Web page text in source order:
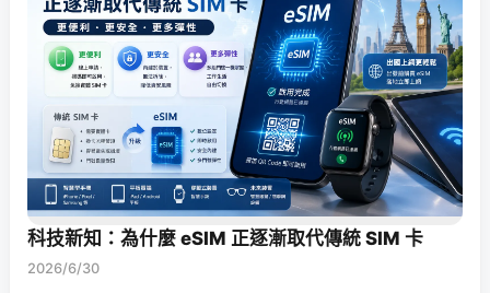
科技新知：為什麼 eSIM 正逐漸取代傳統 SIM 卡
2026/6/30